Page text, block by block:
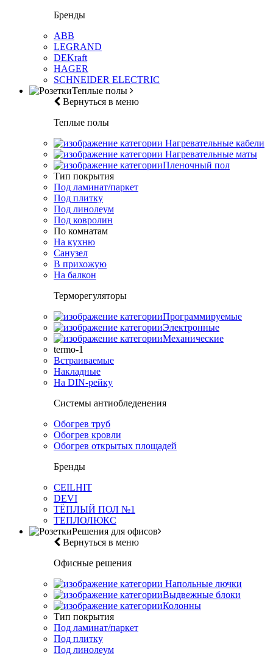
Бренды
ABB
LEGRAND
DEKraft
HAGER
SCHNEIDER ELECTRIC
Теплые полы
Вернуться в меню
Теплые полы
Нагревательные кабели
Нагревательные маты
Пленочный пол
Тип покрытия
Под ламинат/паркет
Под плитку
Под линолеум
Под ковролин
По комнатам
На кухню
Санузел
В прихожую
На балкон
Терморегуляторы
Программируемые
Электронные
Механические
termo-1
Встраиваемые
Накладные
На DIN-рейку
Системы антиобледенения
Обогрев труб
Обогрев кровли
Обогрев открытых площадей
Бренды
CEILHIT
DEVI
ТЁПЛЫЙ ПОЛ №1
ТЕПЛОЛЮКС
Решения для офисов
Вернуться в меню
Офисные решения
Напольные лючки
Выдвежные блоки
Колонны
Тип покрытия
Под ламинат/паркет
Под плитку
Под линолеум